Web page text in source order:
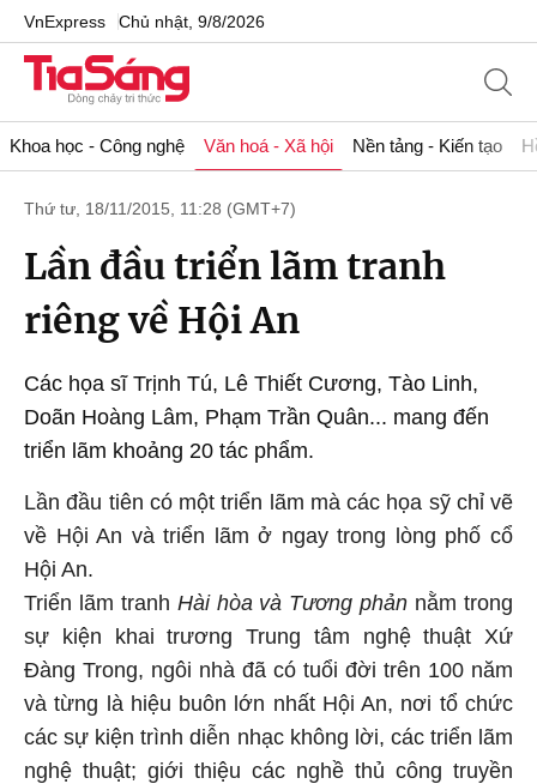
VnExpress Chủ nhật, 9/8/2026
Khoa học - Công nghệ Văn hoá - Xã hội Nền tảng - Kiến tạo
Thứ tư, 18/11/2015, 11:28 (GMT+7)
Lần đầu triển lãm tranh
riêng về Hội An
Các họa sĩ Trịnh Tú, Lê Thiết Cương, Tào Linh,
Doãn Hoàng Lâm, Phạm Trần Quân... mang đến
triển lãm khoảng 20 tác phẩm.
Lần đầu tiên có một triển lãm mà các họa sỹ chỉ vẽ
về Hội An và triển lãm ở ngay trong lòng phố cổ
Hội An.
Triển lãm tranh Hài hòa và Tương phản nằm trong
sự kiện khai trương Trung tâm nghệ thuật Xứ
Đàng Trong, ngôi nhà đã có tuổi đời trên 100 năm
và từng là hiệu buôn lớn nhất Hội An, nơi tổ chức
các sự kiện trình diễn nhạc không lời, các triển lãm
nghệ thuật; giới thiệu các nghề thủ công truyền